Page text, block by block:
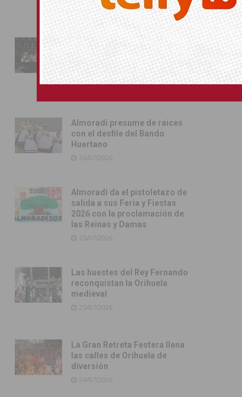
31/07/2026
Pilar de la Horadada
conmemora con emoción el
40º aniversario de su
independencia como municipio
Almoradí presume de raíces
con el desfile del Bando
Huertano
26/07/2026
Almoradí da el pistoletazo de
salida a sus Feria y Fiestas
2026 con la proclamación de
las Reinas y Damas
25/07/2026
Las huestes del Rey Fernando
reconquistan la Orihuela
medieval
25/07/2026
La Gran Retreta Festera llena
las calles de Orihuela de
diversión
24/07/2026